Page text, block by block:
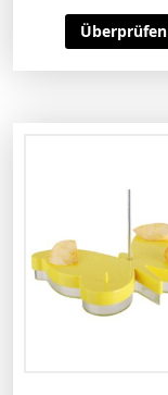
Überprüfen